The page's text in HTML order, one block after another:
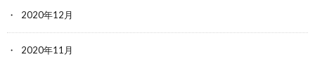
2020年12月
2020年11月